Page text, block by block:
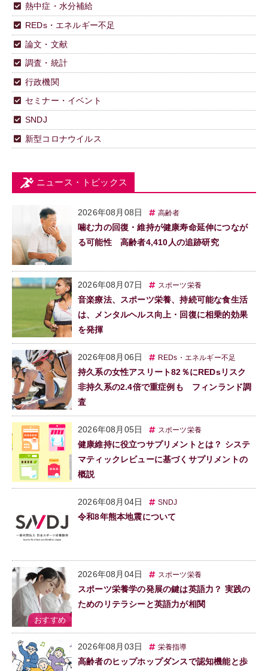
熱中症・水分補給
REDs・エネルギー不足
論文・文献
調査・統計
行政機関
セミナー・イベント
SNDJ
新型コロナウイルス
ニュース・トピックス
2026年08月08日 高齢者
噛む力の回復・維持が健康寿命延伸につなが
る可能性 高齢者4,410人の追跡研究
2026年08月07日 スポーツ栄養
音楽療法、スポーツ栄養、持続可能な食生活
は、メンタルヘルス向上・回復に相乗的効果
を発揮
2026年08月06日 REDs・エネルギー不足
持久系の女性アスリート82％にREDsリスク
非持久系の2.4倍で重症例も フィンランド調
査
2026年08月05日 スポーツ栄養
健康維持に役立つサプリメントとは？ システ
マティックレビューに基づくサプリメントの
概説
2026年08月04日 SNDJ
令和8年熊本地震について
2026年08月04日 スポーツ栄養
スポーツ栄養学の発展の鍵は英語力？ 実践の
ためのリテラシーと英語力が相関
2026年08月03日 栄養指導
高齢者のヒップホップダンスで認知機能と歩